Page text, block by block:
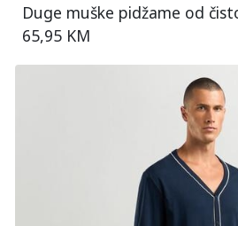
Duge muške pidžame od
65,95 KM